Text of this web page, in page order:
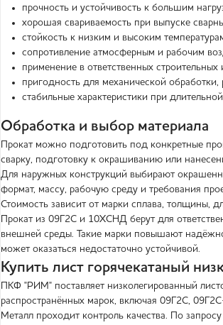
прочность и устойчивость к большим
хорошая свариваемость при выпуске
стойкость к низким и высоким
сопротивление атмосферным и рабочим
применение в ответственных
пригодность для механической обработки,
стабильные характеристики при
Обработка и выбор материала
Прокат можно подготовить под конкретные
сварку, подготовку к окрашиванию или
Для наружных конструкций выбирают
формат, массу, рабочую среду и требования
Стоимость зависит от марки сплава, толщины,
Прокат из 09Г2С и 10ХСНД берут для
внешней среды. Такие марки повышают
может оказаться недостаточно устойчивой.
Купить лист горячекатаный
ПКФ "РИМ" поставляет низколегированный
распространённых марок, включая 09Г2С,
Металл проходит контроль качества. По